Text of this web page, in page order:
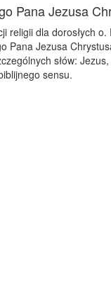
Pana Jezusa
religii dla dorosłych o.
Pana Jezusa
słów:
sensu.